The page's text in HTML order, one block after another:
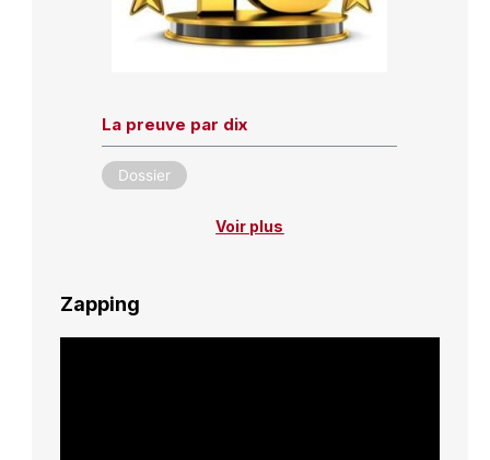
La preuve par dix
Dossier
Voir plus
Zapping